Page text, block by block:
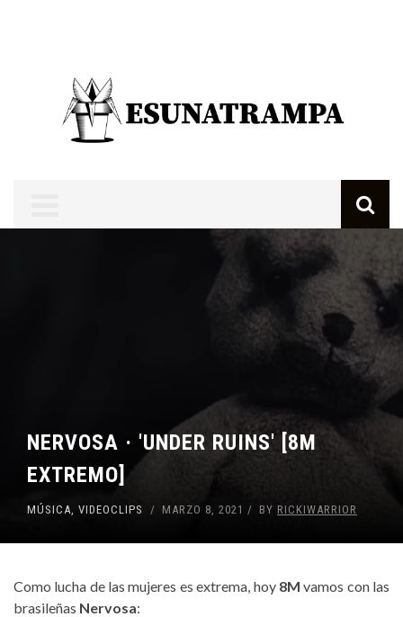
NERVOSA · 'UNDER RUINS' [8M
EXTREMO]
MÚSICA VIDEOCLIPS MARZO 8, 2021 BY RICKIWARRIOR
Como lucha de las mujeres es extrema, hoy 8M vamos con las
brasileñas Nervosa: